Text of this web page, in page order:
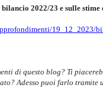
bilancio 2022/23 e sulle
19_12_2023/
di questo blog? Ti
Adesso puoi farlo tramite